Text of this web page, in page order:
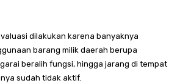
dilakukan karena banyaknya
barang milik daerah berupa
beralih fungsi, hingga jarang di tempat
sudah tidak aktif.